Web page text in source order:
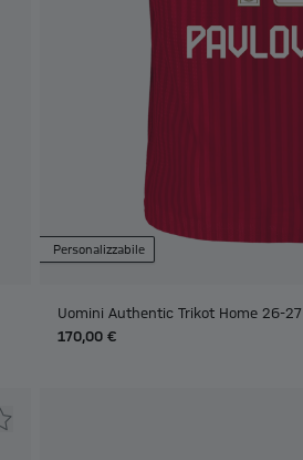
Personalizzabile
Uomini Authentic Trikot Home 26-27
170,00 €